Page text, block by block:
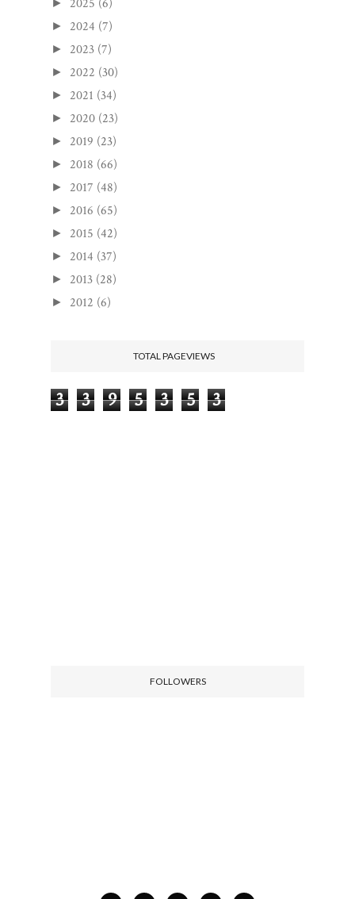
2025 (6)
► 2024 (7)
► 2023 (7)
► 2022 (30)
► 2021 (34)
► 2020 (23)
► 2019 (23)
► 2018 (66)
► 2017 (48)
► 2016 (65)
► 2015 (42)
► 2014 (37)
► 2013 (28)
► 2012 (6)
TOTAL PAGEVIEWS
3 3 9 5 3 5 3
FOLLOWERS